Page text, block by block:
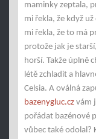
maminky zeptala,
mi řekla, že když
mi řekla, že to má
protože jak je
horší. Takže úplně
létě zchladit a
Celsia. A oválná
bazenygluc.cz vám
pořádat bazénové
vůbec také odolal?